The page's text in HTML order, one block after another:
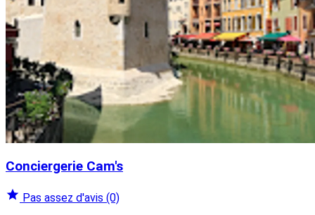
Conciergerie Cam's
Pas assez d'avis (0)